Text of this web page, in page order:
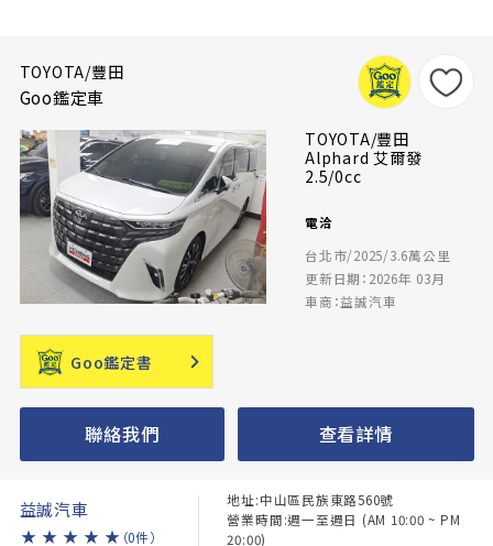
TOYOTA/豐田
Goo鑑定車
TOYOTA/豐田
Alphard 艾爾發
2.5/0cc
電洽
台北市/2025/3.6萬公里
更新日期：2026年 03月
車商：益誠汽車
Goo鑑定書
聯絡我們 查看詳情
益誠汽車
★ ★ ★ ★ ★ （0件）
地址:中山區民族東路560號
營業時間:週一至週日 (AM 10:00 ~ PM
20:00)